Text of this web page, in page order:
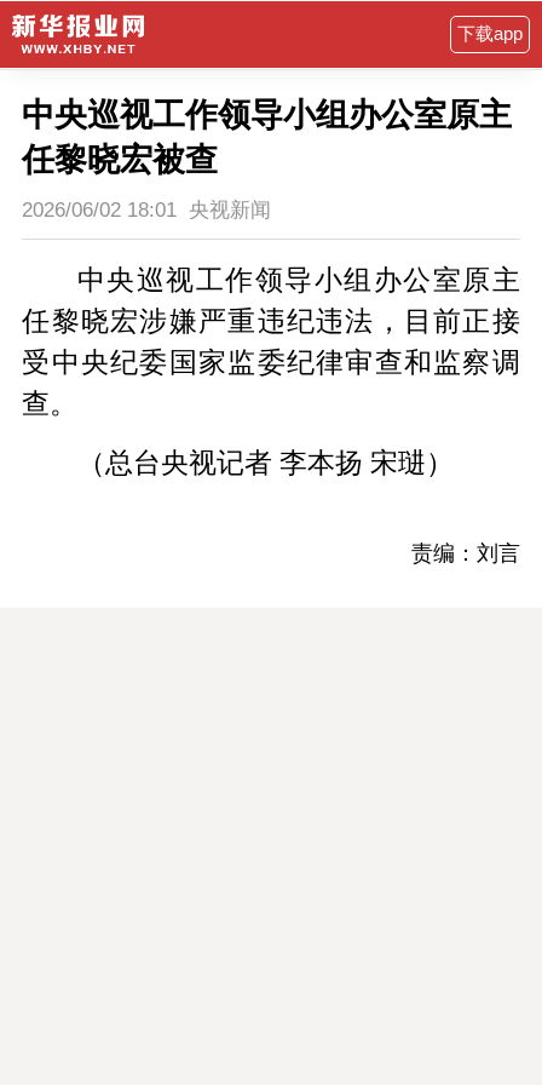
下载app
中央巡视工作领导小组办公室原主
任黎晓宏被查
2026/06/02 18:01 央视新闻
中央巡视工作领导小组办公室原主
任黎晓宏涉嫌严重违纪违法，目前正接
受中央纪委国家监委纪律审查和监察调
查。
（总台央视记者 李本扬 宋琎）
责编：刘言